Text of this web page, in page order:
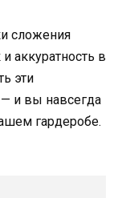
сложения
аккуратность в
эти
и вы навсегда
гардеробе.